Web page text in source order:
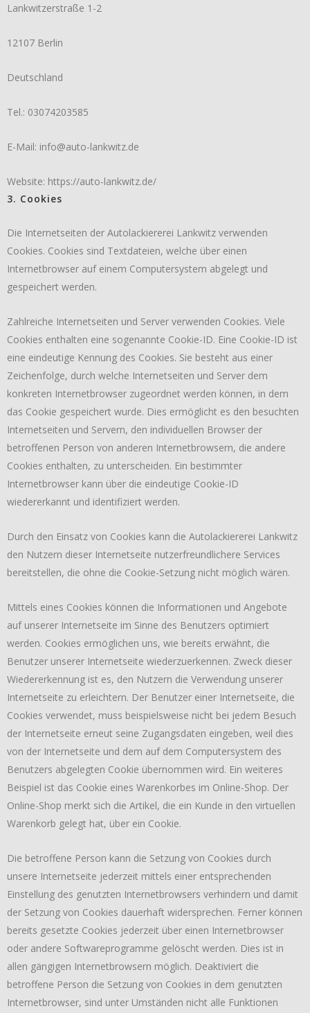
Lankwitzerstraße 1-2
12107 Berlin
Deutschland
Tel.: 03074203585
E-Mail: info@auto-lankwitz.de
Website: https://auto-lankwitz.de/
3. Cookies
Die Internetseiten der Autolackiererei Lankwitz verwenden
Cookies. Cookies sind Textdateien, welche über einen
Internetbrowser auf einem Computersystem abgelegt und
gespeichert werden.
Zahlreiche Internetseiten und Server verwenden Cookies. Viele
Cookies enthalten eine sogenannte Cookie-ID. Eine Cookie-ID ist
eine eindeutige Kennung des Cookies. Sie besteht aus einer
Zeichenfolge, durch welche Internetseiten und Server dem
konkreten Internetbrowser zugeordnet werden können, in dem
das Cookie gespeichert wurde. Dies ermöglicht es den besuchten
Internetseiten und Servern, den individuellen Browser der
betroffenen Person von anderen Internetbrowsern, die andere
Cookies enthalten, zu unterscheiden. Ein bestimmter
Internetbrowser kann über die eindeutige Cookie-ID
wiedererkannt und identifiziert werden.
Durch den Einsatz von Cookies kann die Autolackiererei Lankwitz
den Nutzern dieser Internetseite nutzerfreundlichere Services
bereitstellen, die ohne die Cookie-Setzung nicht möglich wären.
Mittels eines Cookies können die Informationen und Angebote
auf unserer Internetseite im Sinne des Benutzers optimiert
werden. Cookies ermöglichen uns, wie bereits erwähnt, die
Benutzer unserer Internetseite wiederzuerkennen. Zweck dieser
Wiedererkennung ist es, den Nutzern die Verwendung unserer
Internetseite zu erleichtern. Der Benutzer einer Internetseite, die
Cookies verwendet, muss beispielsweise nicht bei jedem Besuch
der Internetseite erneut seine Zugangsdaten eingeben, weil dies
von der Internetseite und dem auf dem Computersystem des
Benutzers abgelegten Cookie übernommen wird. Ein weiteres
Beispiel ist das Cookie eines Warenkorbes im Online-Shop. Der
Online-Shop merkt sich die Artikel, die ein Kunde in den virtuellen
Warenkorb gelegt hat, über ein Cookie.
Die betroffene Person kann die Setzung von Cookies durch
unsere Internetseite jederzeit mittels einer entsprechenden
Einstellung des genutzten Internetbrowsers verhindern und damit
der Setzung von Cookies dauerhaft widersprechen. Ferner können
bereits gesetzte Cookies jederzeit über einen Internetbrowser
oder andere Softwareprogramme gelöscht werden. Dies ist in
allen gängigen Internetbrowsern möglich. Deaktiviert die
betroffene Person die Setzung von Cookies in dem genutzten
Internetbrowser, sind unter Umständen nicht alle Funktionen